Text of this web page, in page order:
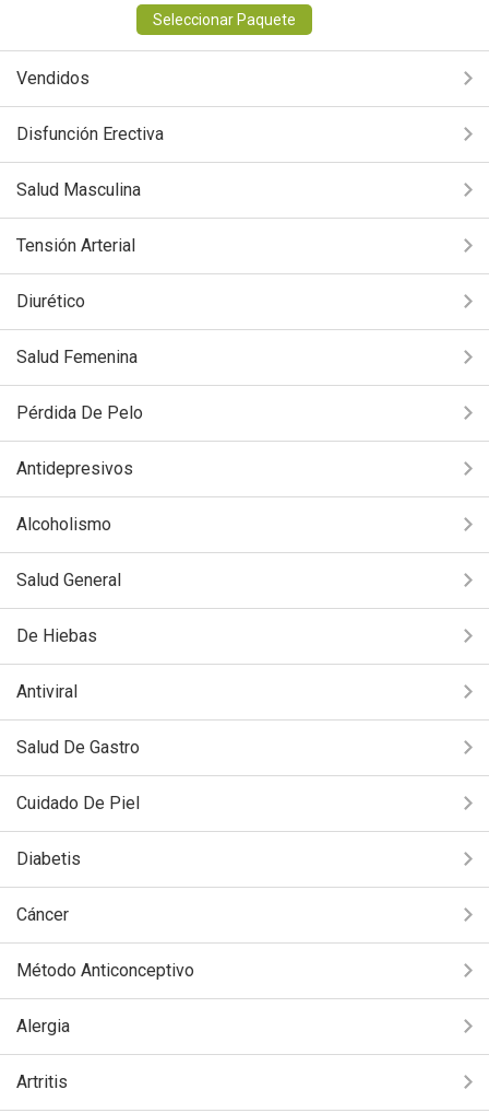
Seleccionar Paquete
Vendidos
Disfunción Erectiva
Salud Masculina
Tensión Arterial
Diurético
Salud Femenina
Pérdida De Pelo
Antidepresivos
Alcoholismo
Salud General
De Hiebas
Antiviral
Salud De Gastro
Cuidado De Piel
Diabetis
Cáncer
Método Anticonceptivo
Alergia
Artritis